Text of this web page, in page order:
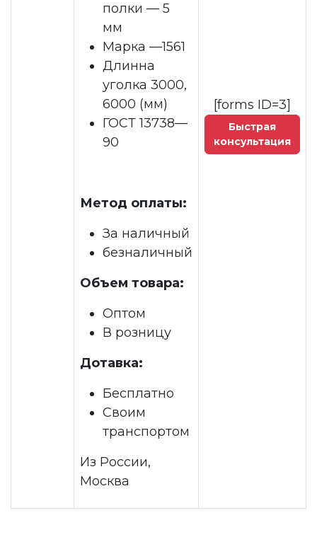
полки — 5
мм
Марка —1561
Длинна
уголка 3000,
6000 (мм)
ГОСТ 13738—
90
Метод оплаты:
За наличный
безналичный
Объем товара:
Оптом
В розницу
Дотавка:
Бесплатно
Своим
транспортом
Из России,
Москва
[forms ID=3]
Быстрая
консультация